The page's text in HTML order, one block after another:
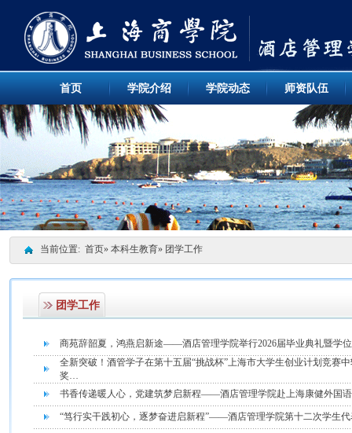
首页 学院介绍 学院动态 师资队伍
当前位置: 首页» 本科生教育» 团学工作
团学工作
商苑辞韶夏，鸿燕启新途——酒店管理学院举行2026届毕业典礼暨学
全新突破！酒管学子在第十五届“挑战杯”上海市大学生创业计划竞赛
奖…
书香传递暖人心，党建筑梦启新程——酒店管理学院赴上海康健外国
“笃行实干践初心，逐梦奋进启新程”——酒店管理学院第十二次学生